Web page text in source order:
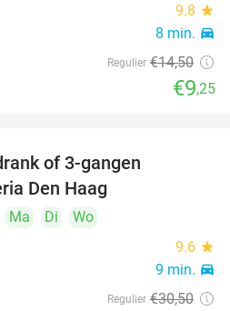
9.8 star
8 min. directions_car
Regulier €14,50
€9,25
of 3-gangen
Den Haag
Ma Di
Wo
9.6 star
9 min. directions_car
Regulier €30,50